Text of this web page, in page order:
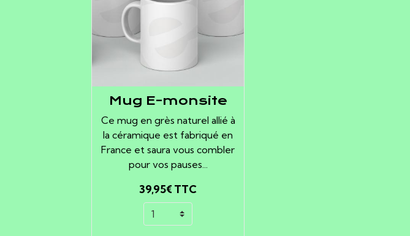
Mug E-monsite
Ce mug en grès naturel allié à
la céramique est fabriqué en
France et saura vous combler
pour vos pauses...
39,95€ TTC